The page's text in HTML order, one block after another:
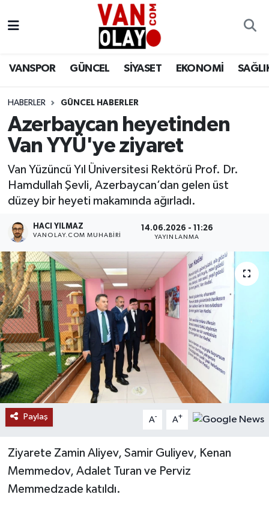
VANSPOR GÜNCEL SİYASET EKONOMİ
HABERLER GÜNCEL HABERLER
Azerbaycan heyetinden
Van YYÜ'ye ziyaret
Van Yüzüncü Yıl Üniversitesi Rektörü Prof. Dr.
Hamdullah Şevli, Azerbaycan’dan gelen üst
düzey bir heyeti makamında ağırladı.
HACI YILMAZ
VANOLAY.COM MUHABIRI
14.06.2026 - 11:26
YAYINLANMA
Paylaş A- A+
Ziyarete Zamin Aliyev, Samir Guliyev, Kenan
Memmedov, Adalet Turan ve Perviz
Memmedzade katıldı.
Siyaset
Ekonomi
Sağlık
Eğitim
Bilim & Teknoloji
Dünya
RESMİ İLANLAR
Van Nöbetçi Eczaneler
Van Namaz Vakitleri
Van Trafik Yoğunluk Haritası
Süper Lig Puan Durumu ve Fikstür
Tüm Manşetler
Son Dakika Haberleri
Haber Arşivi